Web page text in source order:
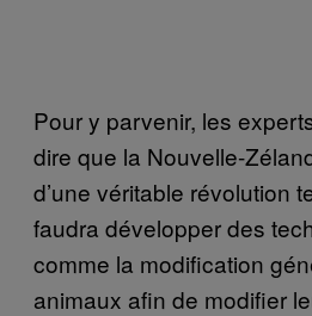
Pour y parvenir, les
dire que la Nouvelle-
d’une véritable révolution
faudra développer des
comme la modification
animaux afin de modifier